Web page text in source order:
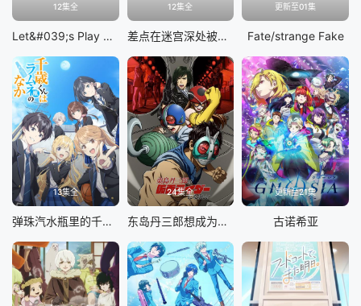
12集全
Let&#039;s Play 充满挑战的人生
12集全
差点在迷宫深处被信任的伙伴杀掉，但靠着天赐技能「无限扭蛋」获得等级9999的伙伴，我要向前队友和世界展开复仇&amp;「给他们好看！」
更新至01集
Fate/strange Fake
13集全
弹珠汽水瓶里的千岁同学
24集全
东岛丹三郎想成为假面骑士
更新至21集
古诺希亚